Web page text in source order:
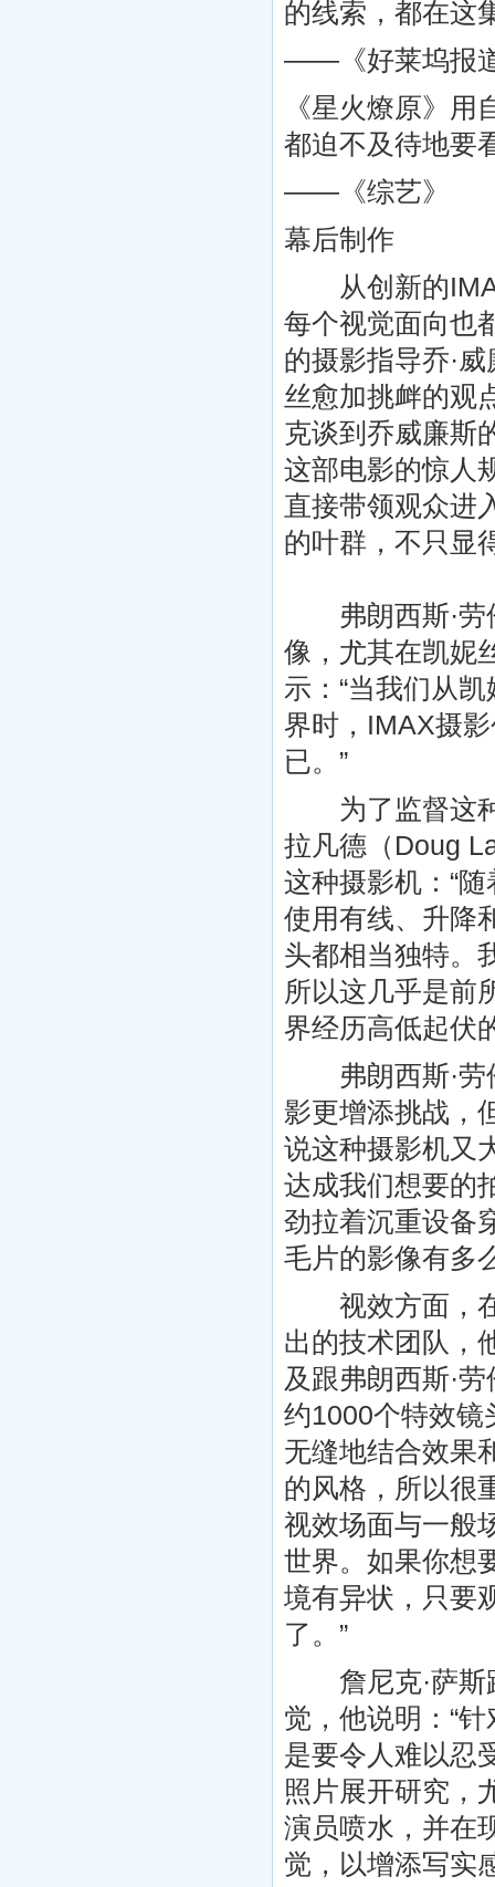
的线索，都在这
——《好莱坞报
《星火燎原》
都迫不及待地要
——《综艺》
幕后制作
从创新的
每个视觉面向也
的摄影指导乔·
丝愈加挑衅的观
克谈到乔威廉斯
这部电影的惊人
直接带领观众进
的叶群，不只显
弗朗西斯·劳
像，尤其在凯妮
示：“当我们从
界时，IMAX摄
已。”
为了监督这种
拉凡德（Doug
这种摄影机：“
使用有线、升降
头都相当独特。
所以这几乎是前
界经历高低起
弗朗西斯·劳
影更增添挑战，
说这种摄影机又
达成我们想要的
劲拉着沉重设备
毛片的影像有多
视效方面，在
出的技术团队，
及跟弗朗西斯·
约1000个特效镜
无缝地结合效果
的风格，所以很
视效场面与一般
世界。如果你想
境有异状，只要
了。”
詹尼克·萨斯
觉，他说明：“
是要令人难以忍
照片展开研究，
演员喷水，并在
觉，以增添写